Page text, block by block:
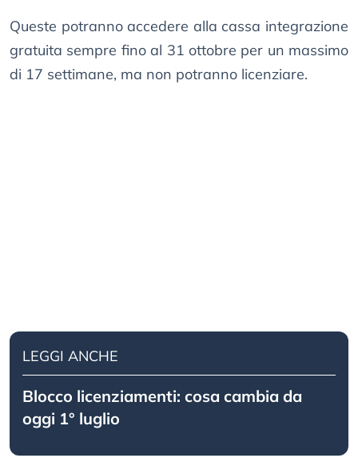
Queste potranno accedere alla cassa integrazione
gratuita sempre fino al 31 ottobre per un massimo
di 17 settimane, ma non potranno licenziare.
LEGGI ANCHE
Blocco licenziamenti: cosa cambia da
oggi 1° luglio